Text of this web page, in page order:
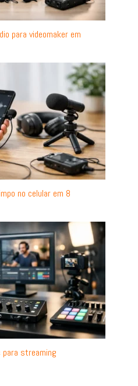
para videomaker em
no celular em 8
streaming